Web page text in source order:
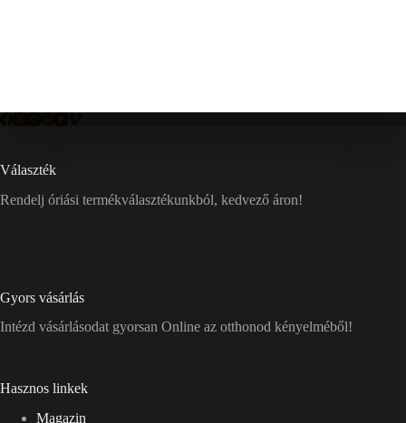
Választék
Rendelj óriási termékválasztékunkból, kedvező áron!
Gyors vásárlás
Intézd vásárlásodat gyorsan Online az otthonod kényelméből!
Hasznos linkek
Magazin